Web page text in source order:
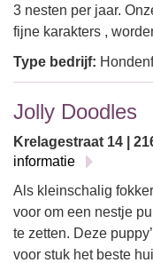
3 nesten per jaar.
fijne karakters ,
Type bedrijf:
Jolly Doodles
Krelagestraat 14 |
informatie
Als kleinschalig
voor om een nestje
te zetten. Deze
voor stuk het beste